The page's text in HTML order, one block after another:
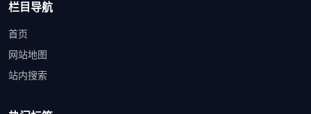
栏目导航
首页
网站地图
站内搜索